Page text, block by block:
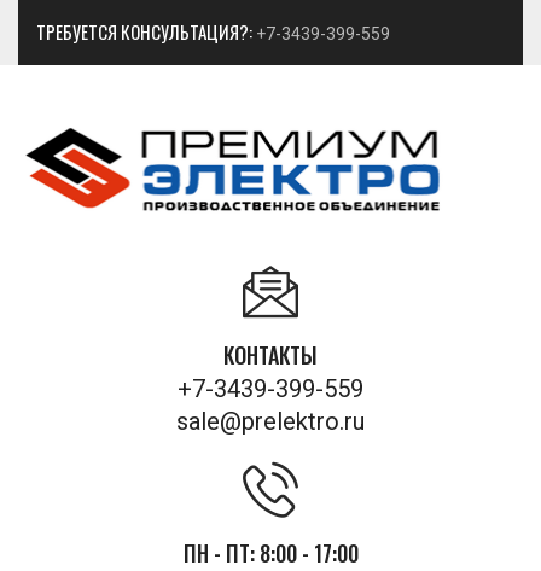
ТРЕБУЕТСЯ КОНСУЛЬТАЦИЯ?: +7-3439-399-559
КОНТАКТЫ
+7-3439-399-559
sale@prelektro.ru
ПН - ПТ: 8:00 - 17:00